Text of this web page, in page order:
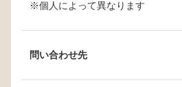
※個人によって異なります
問い合わせ先